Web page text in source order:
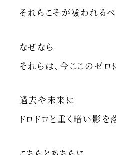
それらこそが祓われるべ
なぜなら
それらは、今ここのゼロ
過去や未来に
ドロドロと重く暗い影を